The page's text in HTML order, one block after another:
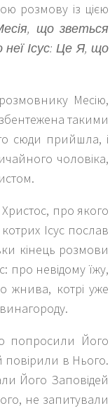
розмову із цією
що зветься
Ісус: Це Я, що
Месію,
такими
сюди прийшла, і
чоловіка,
про якого
Ісус послав
кінець розмови
про невідому їжу,
жнива, котрі уже
попросили Його
повірили в Нього.
Його Заповідей
не запитували